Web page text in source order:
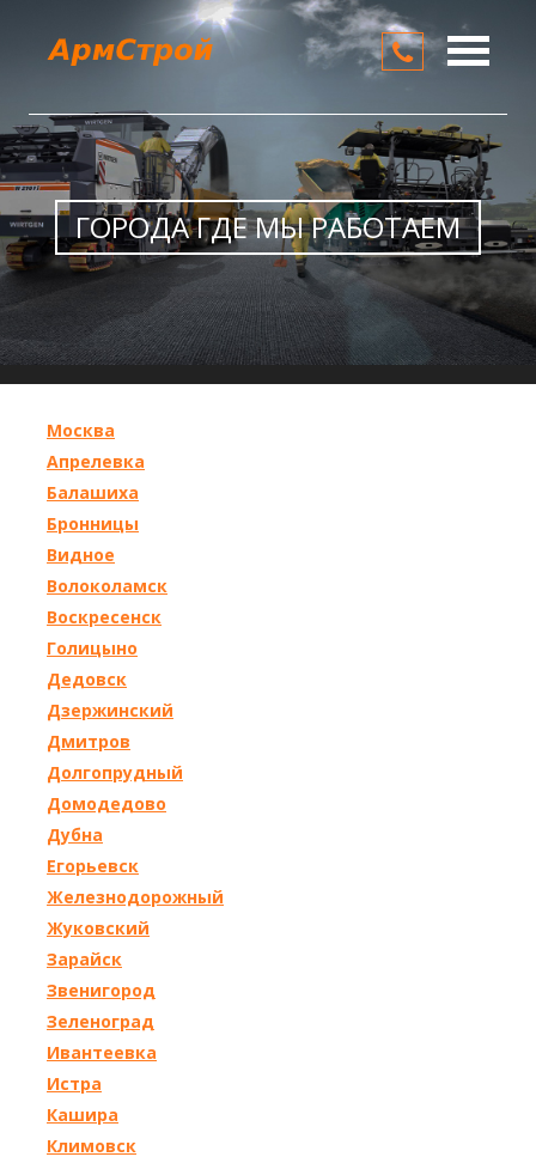
О компании
Услуги
Цены
Контакты
ГОРОДА ГДЕ МЫ РАБОТАЕМ
Москва
Апрелевка
Балашиха
Бронницы
Видное
Волоколамск
Воскресенск
Голицыно
Дедовск
Дзержинский
Дмитров
Долгопрудный
Домодедово
Дубна
Егорьевск
Железнодорожный
Жуковский
Зарайск
Звенигород
Зеленоград
Ивантеевка
Истра
Кашира
Климовск